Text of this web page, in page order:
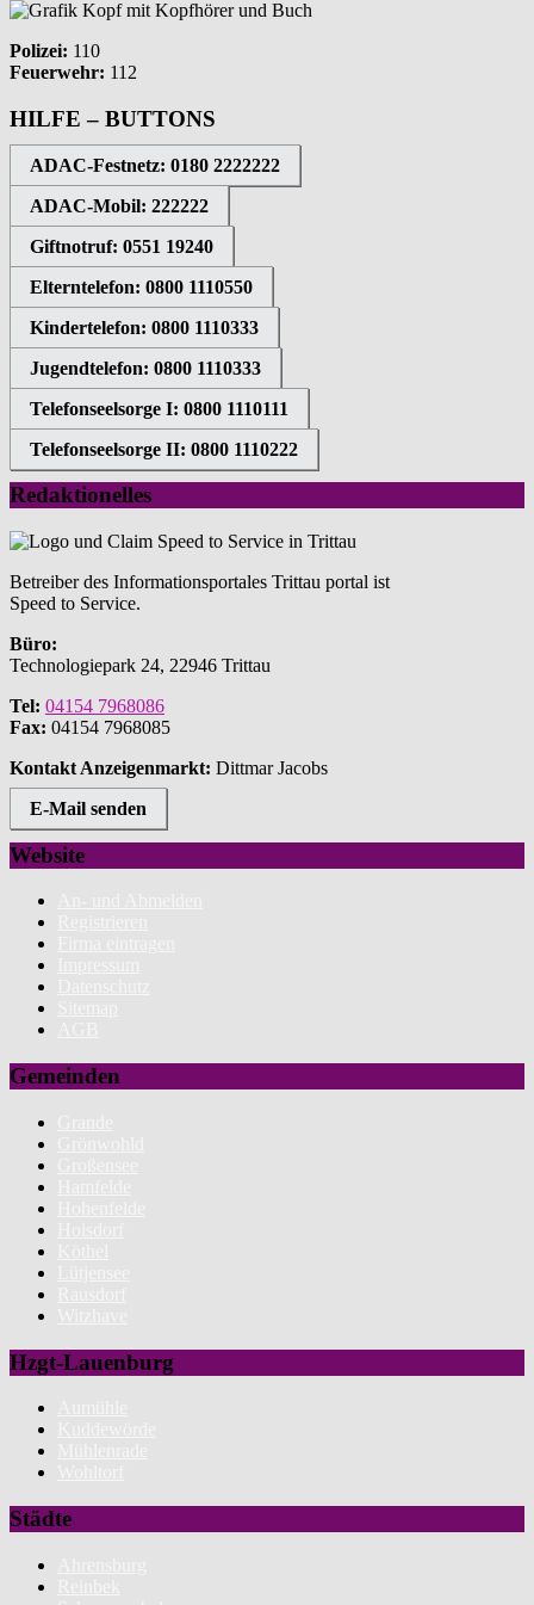
Polizei: 110
Feuerwehr: 112
HILFE – BUTTONS
ADAC-Festnetz: 0180 2222222
ADAC-Mobil: 222222
Giftnotruf: 0551 19240
Elterntelefon: 0800 1110550
Kindertelefon: 0800 1110333
Jugendtelefon: 0800 1110333
Telefonseelsorge I: 0800 1110111
Telefonseelsorge II: 0800 1110222
Redaktionelles
Betreiber des Informationsportales Trittau portal ist
Speed to Service.
Büro:
Technologiepark 24, 22946 Trittau
Tel: 04154 7968086
Fax: 04154 7968085
Kontakt Anzeigenmarkt: Dittmar Jacobs
E-Mail senden
Website
Gemeinden
Hzgt-Lauenburg
Städte